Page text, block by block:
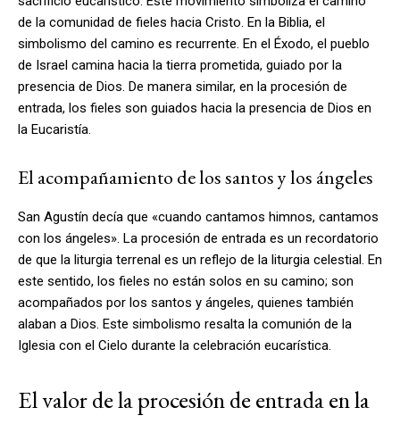
de la comunidad de fieles hacia Cristo. En la Biblia, el
simbolismo del camino es recurrente. En el Éxodo, el pueblo
de Israel camina hacia la tierra prometida, guiado por la
presencia de Dios. De manera similar, en la procesión de
entrada, los fieles son guiados hacia la presencia de Dios en
la Eucaristía.
El acompañamiento de los santos y los ángeles
San Agustín decía que «cuando cantamos himnos, cantamos
con los ángeles». La procesión de entrada es un recordatorio
de que la liturgia terrenal es un reflejo de la liturgia celestial. En
este sentido, los fieles no están solos en su camino; son
acompañados por los santos y ángeles, quienes también
alaban a Dios. Este simbolismo resalta la comunión de la
Iglesia con el Cielo durante la celebración eucarística.
El valor de la procesión de entrada en la